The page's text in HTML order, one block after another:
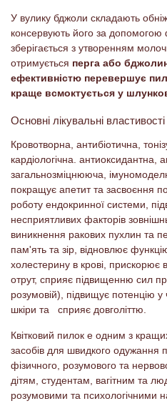
У вулику бджоли складають
консервують його за
зберігається з утворенням
отримується перга або
ефективністю перевершує
краще всмоктується у
Основні лікувальні
Кровотворна, антибіотична,
кардіологічна. антиоксидантна,
загальнозміцнююча,
покращує апетит та засвоєння
роботу ендокринної системи,
несприятливих факторів
виникнення ракових пухлин та
пам'ять та зір, відновлює
холестерину в крові, прискорює
отрут, сприяє підвищенню сил
розумовій), підвищує потенцію у
шкіри та сприяє довголіттю.
Квітковий пилок е одним з
засобів для швидкого одужання
фізичного, розумового та
дітям, студентам, вагітним та
розумовими та психологічними